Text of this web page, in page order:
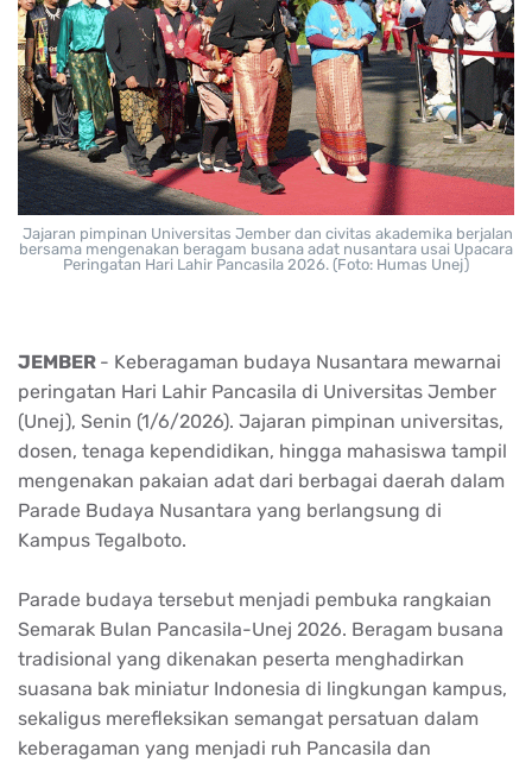
Jajaran pimpinan Universitas Jember dan civitas akademika berjalan
bersama mengenakan beragam busana adat nusantara usai Upacara
Peringatan Hari Lahir Pancasila 2026. (Foto: Humas Unej)
JEMBER - Keberagaman budaya Nusantara mewarnai
peringatan Hari Lahir Pancasila di Universitas Jember
(Unej), Senin (1/6/2026). Jajaran pimpinan universitas,
dosen, tenaga kependidikan, hingga mahasiswa tampil
mengenakan pakaian adat dari berbagai daerah dalam
Parade Budaya Nusantara yang berlangsung di
Kampus Tegalboto.
Parade budaya tersebut menjadi pembuka rangkaian
Semarak Bulan Pancasila-Unej 2026. Beragam busana
tradisional yang dikenakan peserta menghadirkan
suasana bak miniatur Indonesia di lingkungan kampus,
sekaligus merefleksikan semangat persatuan dalam
keberagaman yang menjadi ruh Pancasila dan